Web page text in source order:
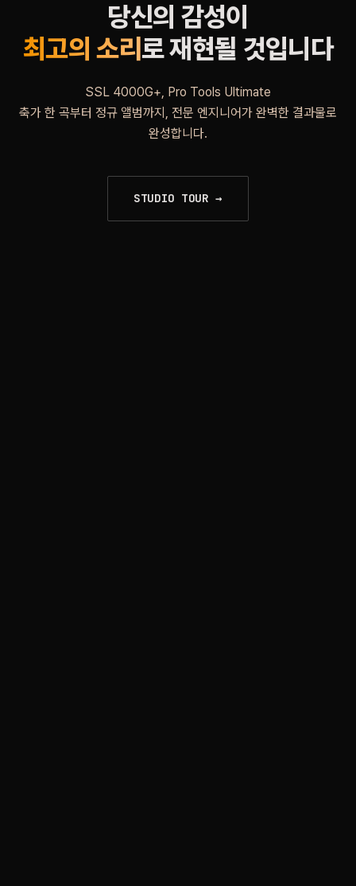
당신의 감성이
최고의 소리 로 재현될 것입니다
SSL 4000G+, Pro Tools Ultimate
축가 한 곡부터 정규 앨범까지, 전문 엔지니어가 완벽한 결과물로
완성합니다.
STUDIO TOUR →